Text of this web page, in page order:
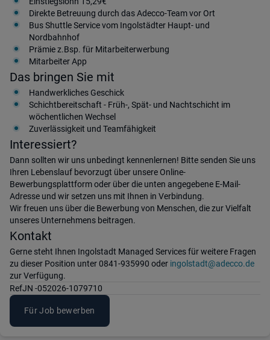
Direkte Betreuung durch das Adecco-Team vor Ort
Bus Shuttle Service vom Ingolstädter Haupt- und
Nordbahnhof
Prämie z.Bsp. für Mitarbeiterwerbung
Mitarbeiter App
Das bringen Sie mit
Handwerkliches Geschick
Schichtbereitschaft - Früh-, Spät- und Nachtschicht im
wöchentlichen Wechsel
Zuverlässigkeit und Teamfähigkeit
Interessiert?
Dann sollten wir uns unbedingt kennenlernen! Bitte senden Sie uns
Ihren Lebenslauf bevorzugt über unsere Online-
Bewerbungsplattform oder über die unten angegebene E-Mail-
Adresse und wir setzen uns mit Ihnen in Verbindung.
Wir freuen uns über die Bewerbung von Menschen, die zur Vielfalt
unseres Unternehmens beitragen.
Kontakt
Gerne steht Ihnen Ingolstadt Managed Services für weitere Fragen
zu dieser Position unter 0841-935990 oder ingolstadt@adecco.de
zur Verfügung.
RefJN -052026-1079710
Für Job bewerben